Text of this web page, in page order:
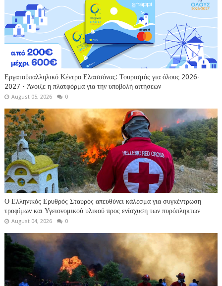
Εργατοϋπαλληλικό Κέντρο Ελασσόνας: Τουρισμός για όλους 2026-
2027 - Άνοιξε η πλατφόρμα για την υποβολή αιτήσεων
August 05, 2026 0
Ο Ελληνικός Ερυθρός Σταυρός απευθύνει κάλεσμα για συγκέντρωση
τροφίμων και Υγειονομικού υλικού προς ενίσχυση των πυρόπληκτων
August 04, 2026 0